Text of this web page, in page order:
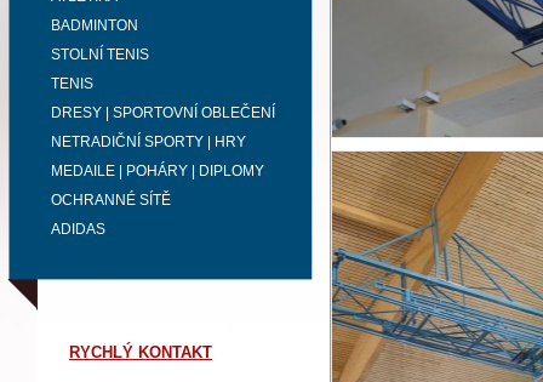
BADMINTON
STOLNÍ TENIS
TENIS
DRESY | SPORTOVNÍ OBLEČENÍ
NETRADIČNÍ SPORTY | HRY
MEDAILE | POHÁRY | DIPLOMY
OCHRANNÉ SÍTĚ
ADIDAS
RYCHLÝ KONTAKT